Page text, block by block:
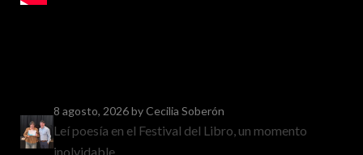
8 agosto, 2026by Cecilia Soberón
Leí poesía en el Festival del Libro, un momento
inolvidable